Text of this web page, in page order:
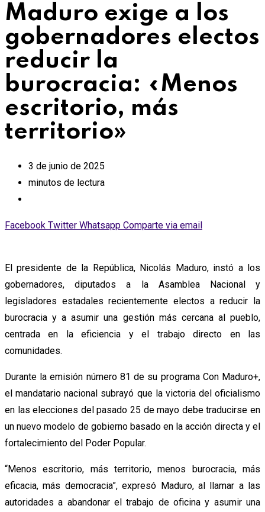
Maduro exige a los
gobernadores electos
reducir la
burocracia: «Menos
escritorio, más
territorio»
3 de junio de 2025
minutos de lectura
Facebook Twitter Whatsapp Comparte via email
El presidente de la República, Nicolás Maduro, instó a los
gobernadores, diputados a la Asamblea Nacional y
legisladores estadales recientemente electos a reducir la
burocracia y a asumir una gestión más cercana al pueblo,
centrada en la eficiencia y el trabajo directo en las
comunidades.
Durante la emisión número 81 de su programa Con Maduro+,
el mandatario nacional subrayó que la victoria del oficialismo
en las elecciones del pasado 25 de mayo debe traducirse en
un nuevo modelo de gobierno basado en la acción directa y el
fortalecimiento del Poder Popular.
“Menos escritorio, más territorio, menos burocracia, más
eficacia, más democracia”, expresó Maduro, al llamar a las
autoridades a abandonar el trabajo de oficina y asumir una